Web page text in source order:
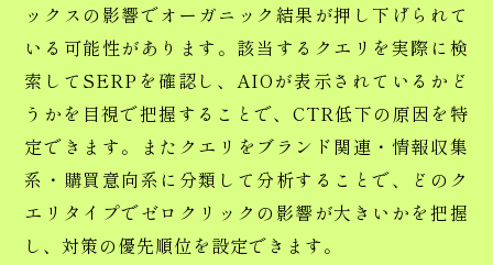
ックスの影響でオーガニック結果が押し下げられて
いる可能性があります。該当するクエリを実際に検
索してSERPを確認し、AIOが表示されているかど
うかを目視で把握することで、CTR低下の原因を特
定できます。またクエリをブランド関連・情報収集
系・購買意向系に分類して分析することで、どのク
エリタイプでゼロクリックの影響が大きいかを把握
し、対策の優先順位を設定できます。